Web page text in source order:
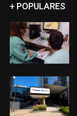
+ POPULARES